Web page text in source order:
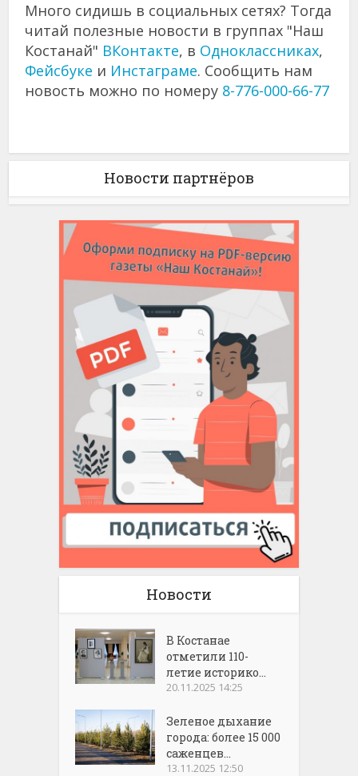
Много сидишь в социальных сетях? Тогда
читай полезные новости в группах "Наш
Костанай" ВКонтакте, в Одноклассниках,
Фейсбуке и Инстаграме. Сообщить нам
новость можно по номеру 8-776-000-66-77
Новости партнёров
Новости
В Костанае
отметили 110-
летие историко...
20.11.2025 14:25
Зеленое дыхание
города: более 15 000
саженцев...
13.11.2025 12:50